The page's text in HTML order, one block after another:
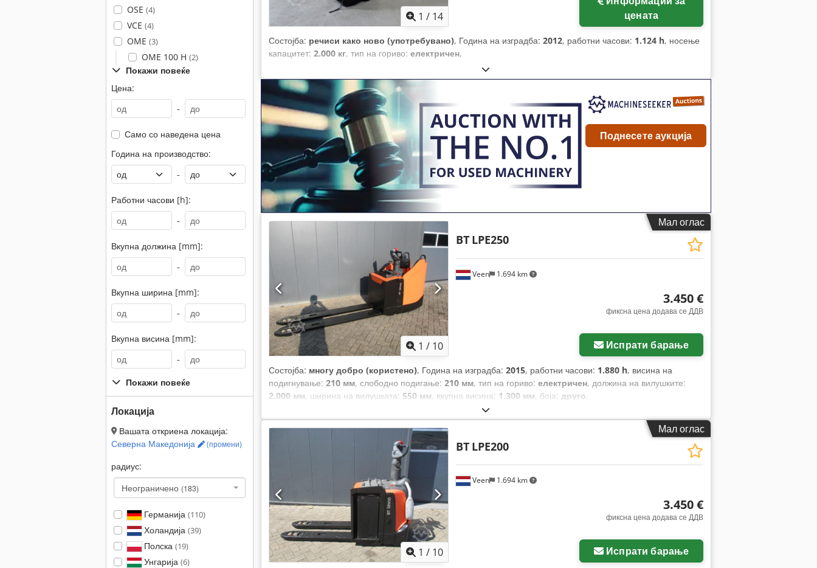
OSE (4)
VCE (4)
OME (3)
OME 100 H (2)
Покажи повеќе
Цена:
-
Само со наведена цена
Година на производство:
-
Работни часови [h]:
-
Вкупна должина [mm]:
-
Вкупна ширина [mm]:
-
Вкупна висина [mm]:
-
Покажи повеќе
Локација
Вашата откриена локација:
Северна Македонија
(промени)
радиус:
Неограничено (183)
Германија (110)
Холандија (39)
Полска (19)
Унгарија (6)
1 / 14
цената
Состојба: речиси како ново (употребувано), Година на изградба: 2012, работни часови: 1.124 h, носење
капацитет: 2.000 кг, тип на гориво: електричен,
Поднесете аукција
Мал оглас
1 / 10
Veen 1.694 km
BT LPE250
3.450 €
фиксна цена додава се ДДВ
Испрати барање
Состојба: многу добро (користено), Година на изградба: 2015, работни часови: 1.880 h, висина на
подигнување: 210 мм, слободно подигање: 210 мм, тип на гориво: електричен, должина на вилушките:
2.000 мм, ширина на вилушката: 550 мм, вкупна висина: 1.300 мм, боја: друго,
Мал оглас
1 / 10
Veen 1.694 km
BT LPE200
3.450 €
фиксна цена додава се ДДВ
Испрати барање